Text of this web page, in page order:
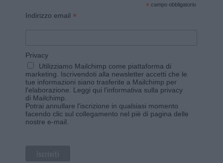
* campo obbligatorio
Indirizzo email *
Privacy
Utilizziamo Mailchimp come piattaforma di
marketing. Iscrivendoti alla newsletter accetti che le
tue informazioni siano trasferite a Mailchimp per
l'elaborazione. Leggi qui l'informativa sulla privacy
di Mailchimp
Potrai annullare l'iscrizione in qualsiasi momento
facendo clic sul collegamento nel piè di pagina delle
nostre e-mail.